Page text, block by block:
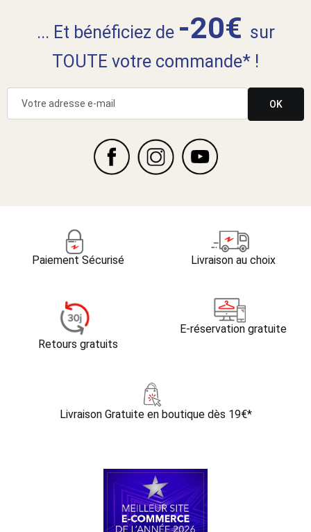
... Et bénéficiez de -20€ sur
TOUTE votre commande* !
OK
Paiement Sécurisé Livraison au choix
Retours gratuits
E-réservation gratuite
Livraison Gratuite en boutique dès 19€*